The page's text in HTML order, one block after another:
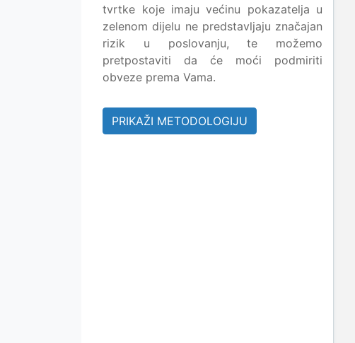
tvrtke koje imaju većinu pokazatelja u
zelenom dijelu ne predstavljaju značajan
rizik u poslovanju, te možemo
pretpostaviti da će moći podmiriti
obveze prema Vama.
PRIKAŽI METODOLOGIJU